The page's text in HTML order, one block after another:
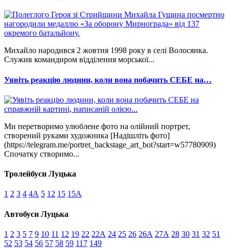
Михайло народився 2 жовтня 1998 року в селі Волосянка.
Служив командиром відділення морської...
Уявіть реакцію людини, коли вона побачить СЕБЕ на…
Ми перетворимо улюблене фото на олійний портрет,
створений руками художника [Надішліть фото]
(https://telegram.me/portret_backstage_art_bot?start=w57780909)
Спочатку створимо...
Тролейбуси Луцька
1 2 3 4 4А 5 12 15 15А
Автобуси Луцька
1 2 3 5 7 9 10 11 12 19 22 22А 24 25 26 26А 27А 28 30 31 32 51
52 53 54 56 57 58 59 117 149